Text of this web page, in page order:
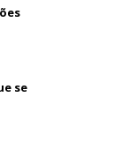
se